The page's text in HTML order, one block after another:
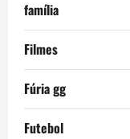
família
Filmes
Fúria gg
Futebol